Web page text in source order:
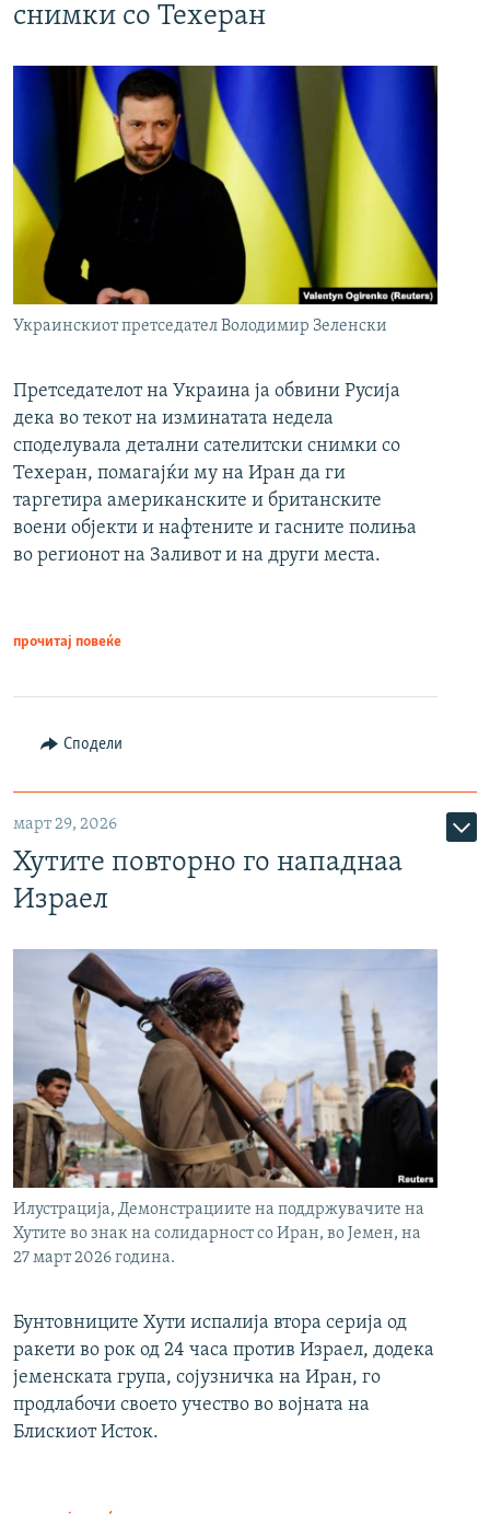
снимки со Техеран
Украинскиот претседател Володимир Зеленски
Претседателот на Украина ја обвини Русија
дека во текот на изминатата недела
споделувала детални сателитски снимки со
Техеран, помагајќи му на Иран да ги
таргетира американските и британските
воени објекти и нафтените и гасните полиња
во регионот на Заливот и на други места.
прочитај повеќе
Сподели
март 29, 2026
Хутите повторно го нападнаа
Израел
Илустрација, Демонстрациите на поддржувачите на
Хутите во знак на солидарност со Иран, во Јемен, на
27 март 2026 година.
Бунтовниците Хути испалија втора серија од
ракети во рок од 24 часа против Израел, додека
јеменската група, сојузничка на Иран, го
продлабочи своето учество во војната на
Блискиот Исток.